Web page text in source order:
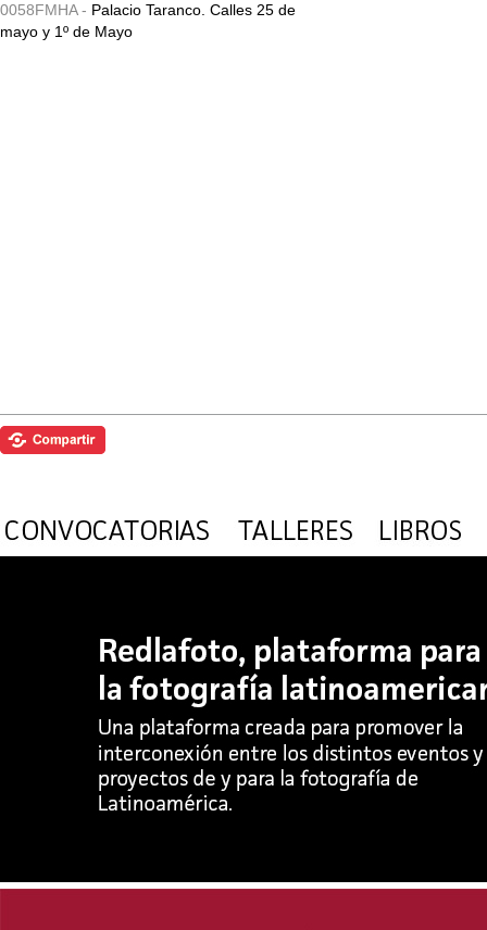
0058FMHA - Palacio Taranco. Calles 25 de
mayo y 1º de Mayo